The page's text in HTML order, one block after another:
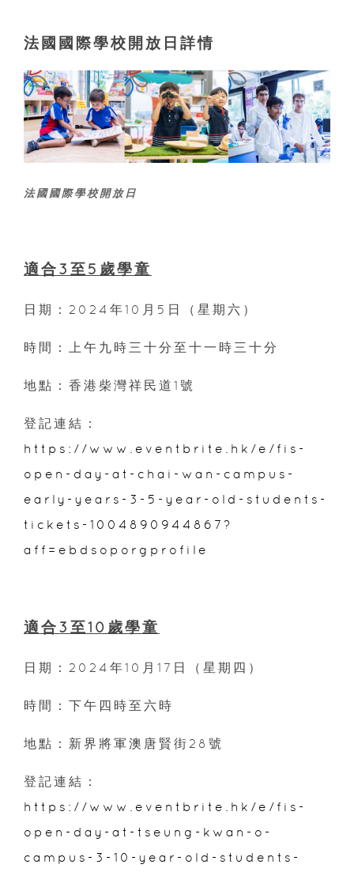
法國國際學校開放日詳情
法國國際學校開放日
適合3至5歲學童
日期：2024年10月5日（星期六）
時間：上午九時三十分至十一時三十分
地點：香港柴灣祥民道1號
登記連結：
https://www.eventbrite.hk/e/fis-
open-day-at-chai-wan-campus-
early-years-3-5-year-old-students-
tickets-1004890944867?
aff=ebdsoporgprofile
適合3至10歲學童
日期：2024年10月17日（星期四）
時間：下午四時至六時
地點：新界將軍澳唐賢街28號
登記連結：
https://www.eventbrite.hk/e/fis-
open-day-at-tseung-kwan-o-
campus-3-10-year-old-students-